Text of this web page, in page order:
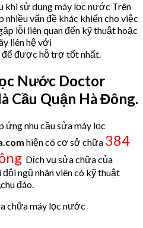
khi sử dụng máy lọc nước Trên
vấn đề khác khiến cho việc
lỗi liên quan đến kỹ thuật hoặc
liên hệ với
để được hỗ trợ tốt nhất.
Nước Doctor
Cầu Quận Hà Đông.
ứng nhu cầu sửa máy lọc
hiện có cơ sở chữa 384
Dịch vụ sửa chữa của
ngũ nhân viên có kỹ thuật
đáo.
chữa máy lọc nước